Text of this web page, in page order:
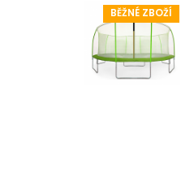
BĚŽNÉ ZBOŽÍ